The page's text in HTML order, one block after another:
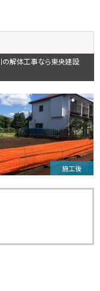
解体工事なら東央建設
施工後